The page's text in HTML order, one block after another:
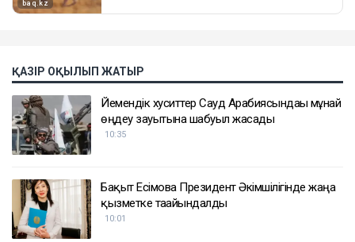
ҚАЗІР ОҚЫЛЫП ЖАТЫР
Йемендік хуситтер Сауд Арабиясындағы мұнай
өңдеу зауытына шабуыл жасады
10:35
Бақыт Есімова Президент Әкімшілігінде жаңа
қызметке тағайындалды
10:01